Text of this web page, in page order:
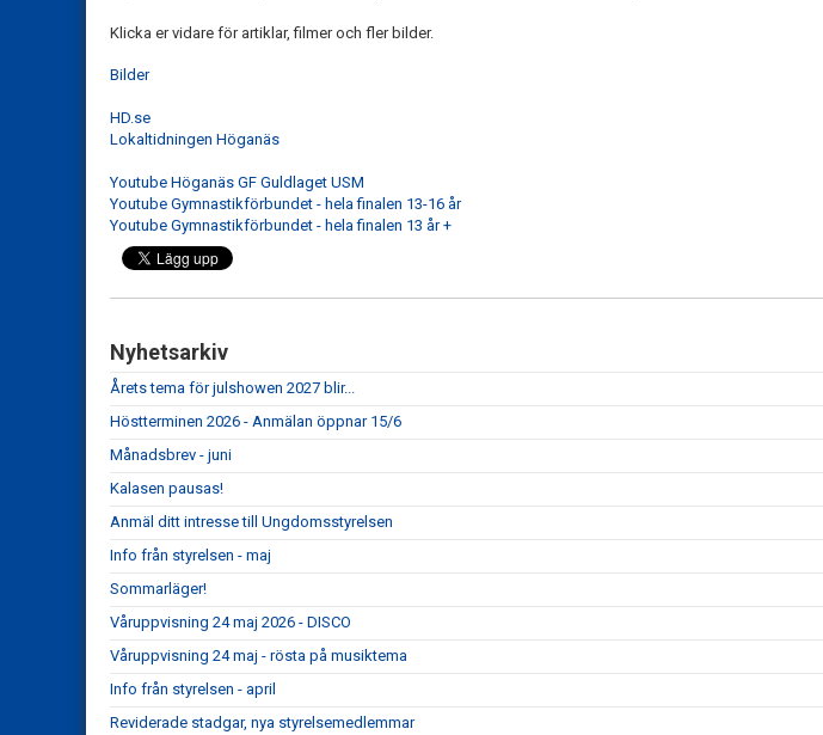
Klicka er vidare för artiklar, filmer och fler bilder.
Bilder
HD.se
Lokaltidningen Höganäs
Youtube Höganäs GF Guldlaget USM
Youtube Gymnastikförbundet - hela finalen 13-16 år
Youtube Gymnastikförbundet - hela finalen 13 år +
Nyhetsarkiv
Årets tema för julshowen 2027 blir...
Höstterminen 2026 - Anmälan öppnar 15/6
Månadsbrev - juni
Kalasen pausas!
Anmäl ditt intresse till Ungdomsstyrelsen
Info från styrelsen - maj
Sommarläger!
Våruppvisning 24 maj 2026 - DISCO
Våruppvisning 24 maj - rösta på musiktema
Info från styrelsen - april
Reviderade stadgar, nya styrelsemedlemmar